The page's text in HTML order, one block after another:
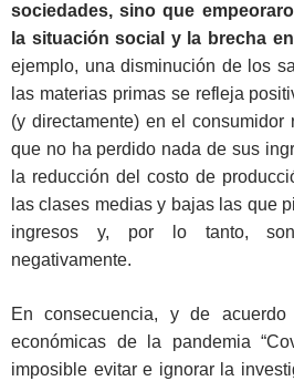
sociedades, sino que
la situación social y la brecha
ejemplo, una disminución de los
las materias primas se refleja
(y directamente) en el consumidor
que no ha perdido nada de sus
la reducción del costo de
las clases medias y bajas las que
ingresos y, por lo tanto,
negativamente.
En consecuencia, y de
económicas de la pandemia
imposible evitar e ignorar la